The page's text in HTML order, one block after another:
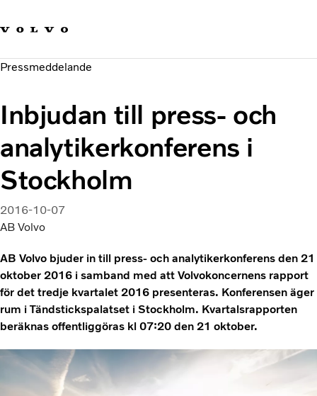
Hållbara transporter
Investerare
Nyheter och Media
Pressmeddelande
Inbjudan till press- och
analytikerkonferens i
Stockholm
2016-10-07
AB Volvo
AB Volvo bjuder in till press- och analytikerkonferens den 21
oktober 2016 i samband med att Volvokoncernens rapport
för det tredje kvartalet 2016 presenteras. Konferensen äger
rum i Tändstickspalatset i Stockholm. Kvartalsrapporten
beräknas offentliggöras kl 07:20 den 21 oktober.